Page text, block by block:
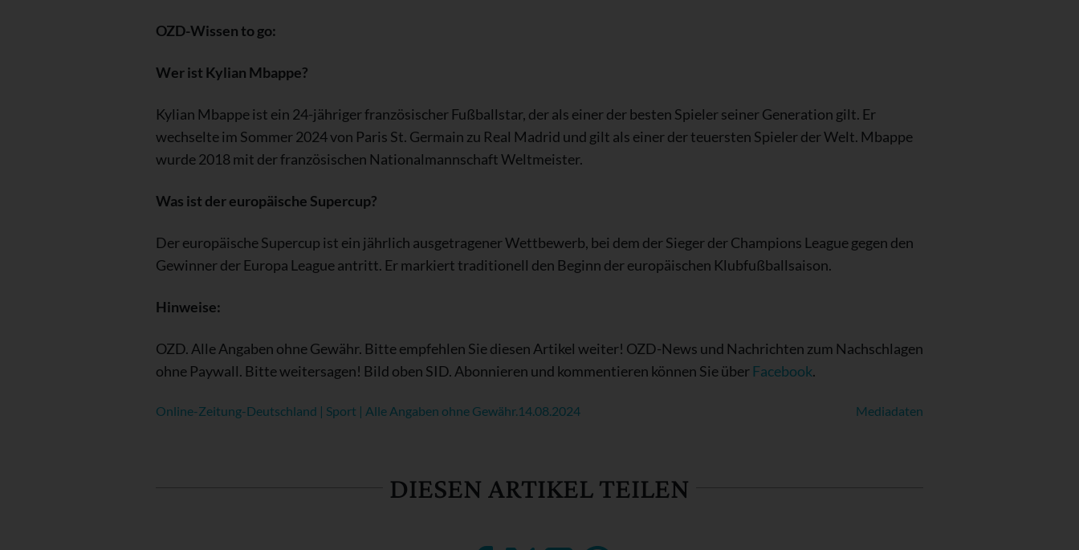
OZD-Wissen to go:
Wer ist Kylian Mbappe?
Kylian Mbappe ist ein 24-jähriger französischer Fußballstar, der als einer der besten Spieler seiner Generation gilt. Er
wechselte im Sommer 2024 von Paris St. Germain zu Real Madrid und gilt als einer der teuersten Spieler der Welt. Mbappe
wurde 2018 mit der französischen Nationalmannschaft Weltmeister.
Was ist der europäische Supercup?
Der europäische Supercup ist ein jährlich ausgetragener Wettbewerb, bei dem der Sieger der Champions League gegen den
Gewinner der Europa League antritt. Er markiert traditionell den Beginn der europäischen Klubfußballsaison.
Hinweise:
OZD. Alle Angaben ohne Gewähr. Bitte empfehlen Sie diesen Artikel weiter! OZD-News und Nachrichten zum Nachschlagen
ohne Paywall. Bitte weitersagen! Bild oben SID. Abonnieren und kommentieren können Sie über Facebook.
Online-Zeitung-Deutschland | Sport | Alle Angaben ohne Gewähr. 14.08.2024 Mediadaten
DIESEN ARTIKEL TEILEN